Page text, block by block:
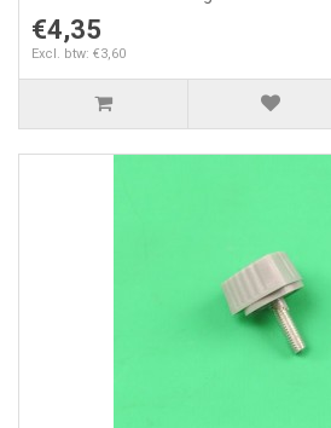
€4,35
Excl. btw: €3,60